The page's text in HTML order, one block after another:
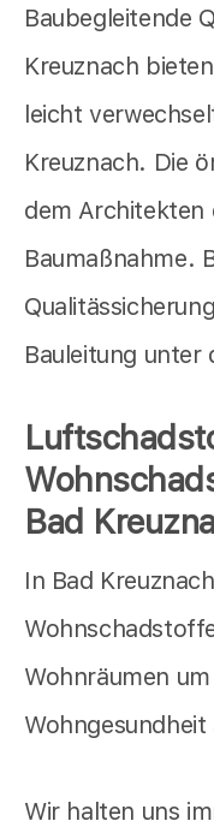
Baubegleitende
Kreuznach
leicht
Kreuznach. Die
dem Architekten
Baumaßnahme.
Bauleitung unter
Bad
In Bad
Wohnräumen
Wir halten uns